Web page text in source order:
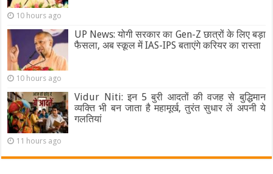
10 hours ago
UP News: योगी सरकार का Gen-Z छात्रों के लिए बड़ा
फैसला, अब स्कूल में IAS-IPS बताएंगे करियर का रास्ता
10 hours ago
Vidur Niti: इन 5 बुरी आदतों की वजह से बुद्धिमान
व्यक्ति भी बन जाता है महामूर्ख, तुरंत सुधार लें अपनी ये
गलतियां
11 hours ago